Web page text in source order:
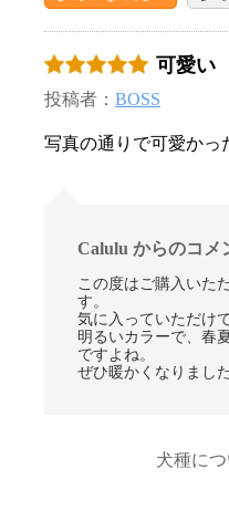
可愛い
投稿者： BOSS
写真の通りで可愛かっ
Calulu からのコメ
この度はご購入いた
す。
気に入っていただけ
明るいカラーで、春
ですよね。
ぜひ暖かくなりまし
犬種に